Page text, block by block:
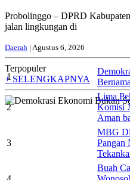
Probolinggo – DPRD
jalan lingkungan di
Daerah | Agustus 6, 2026
Terpopuler
+ SELENGKAPNYA
1
2
Lima
Komisi
Aman
3
MBG
Pangan
Buah